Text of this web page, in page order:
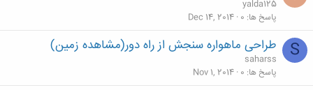
yalda125
پاسخ ها 0
Dec 14, 2014
S طراحی ماهواره سنجش از راه دور(مشاهده زمین)
saharss
پاسخ ها 0
Nov 1, 2014